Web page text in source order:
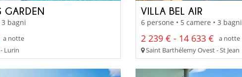
GARDEN
3 bagni
a notte
Lurin
VILLA BEL AIR
6 persone • 5 camere • 3 bagni
2 239 € - 14 633 €
a notte
Saint Barthélemy Ovest - St Jean